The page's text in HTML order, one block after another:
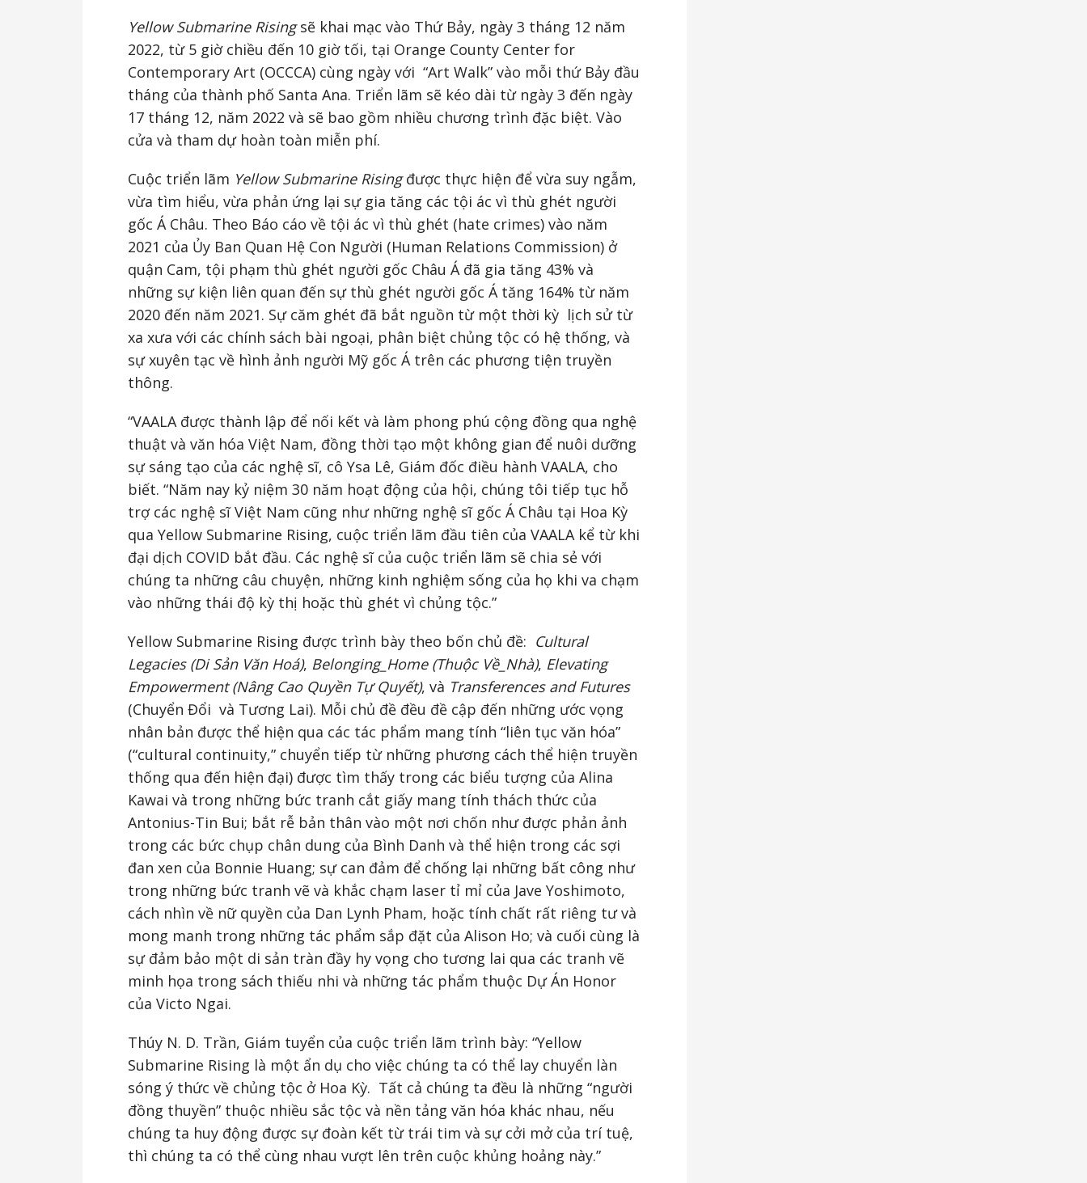
Yellow Submarine Risingsẽ khai mạc vào Thứ Bảy, ngày 3 tháng 12 năm
2022, từ 5 giờ chiều đến 10 giờ tối, tại Orange County Center for
Contemporary Art (OCCCA) cùng ngày với “Art Walk” vào mỗi thứ Bảy đầu
tháng của thành phố Santa Ana. Triển lãm sẽ kéo dài từ ngày 3 đến ngày
17 tháng 12, năm 2022 và sẽ bao gồm nhiều chương trình đặc biệt. Vào
cửa và tham dự hoàn toàn miễn phí.
Cuộc triển lãm Yellow Submarine Risingđược thực hiện để vừa suy ngẫm,
vừa tìm hiểu, vừa phản ứng lại sự gia tăng các tội ác vì thù ghét người
gốc Á Châu. Theo Báo cáo về tội ác vì thù ghét (hate crimes) vào năm
2021 của Ủy Ban Quan Hệ Con Người (Human Relations Commission) ở
quận Cam, tội phạm thù ghét người gốc Châu Á đã gia tăng 43% và
những sự kiện liên quan đến sự thù ghét người gốc Á tăng 164% từ năm
2020 đến năm 2021. Sự căm ghét đã bắt nguồn từ một thời kỳ lịch sử từ
xa xưa với các chính sách bài ngoại, phân biệt chủng tộc có hệ thống, và
sự xuyên tạc về hình ảnh người Mỹ gốc Á trên các phương tiện truyền
thông.
“VAALA được thành lập để nối kết và làm phong phú cộng đồng qua nghệ
thuật và văn hóa Việt Nam, đồng thời tạo một không gian để nuôi dưỡng
sự sáng tạo của các nghệ sĩ, cô Ysa Lê, Giám đốc điều hành VAALA, cho
biết. “Năm nay kỷ niệm 30 năm hoạt động của hội, chúng tôi tiếp tục hỗ
trợ các nghệ sĩ Việt Nam cũng như những nghệ sĩ gốc Á Châu tại Hoa Kỳ
qua Yellow Submarine Rising, cuộc triển lãm đầu tiên của VAALA kể từ khi
đại dịch COVID bắt đầu. Các nghệ sĩ của cuộc triển lãm sẽ chia sẻ với
chúng ta những câu chuyện, những kinh nghiệm sống của họ khi va chạm
vào những thái độ kỳ thị hoặc thù ghét vì chủng tộc.”
Yellow Submarine Rising được trình bày theo bốn chủ đề: Cultural
Legacies (Di Sản Văn Hoá), Belonging_Home (Thuộc Về_Nhà), Elevating
Empowerment(Nâng Cao Quyền Tự Quyết), và Transferences and Futures
(Chuyển Đổi và Tương Lai). Mỗi chủ đề đều đề cập đến những ước vọng
nhân bản được thể hiện qua các tác phẩm mang tính “liên tục văn hóa”
(“cultural continuity,” chuyển tiếp từ những phương cách thể hiện truyền
thống qua đến hiện đại) được tìm thấy trong các biểu tượng của Alina
Kawai và trong những bức tranh cắt giấy mang tính thách thức của
Antonius-Tin Bui; bắt rễ bản thân vào một nơi chốn như được phản ảnh
trong các bức chụp chân dung của Bình Danh và thể hiện trong các sợi
đan xen của Bonnie Huang; sự can đảm để chống lại những bất công như
trong những bức tranh vẽ và khắc chạm laser tỉ mỉ của Jave Yoshimoto,
cách nhìn về nữ quyền của Dan Lynh Pham, hoặc tính chất rất riêng tư và
mong manh trong những tác phẩm sắp đặt của Alison Ho; và cuối cùng là
sự đảm bảo một di sản tràn đầy hy vọng cho tương lai qua các tranh vẽ
minh họa trong sách thiếu nhi và những tác phẩm thuộc Dự Án Honor
của Victo Ngai.
Thúy N. D. Trần, Giám tuyển của cuộc triển lãm trình bày: “Yellow
Submarine Rising là một ẩn dụ cho việc chúng ta có thể lay chuyển làn
sóng ý thức về chủng tộc ở Hoa Kỳ. Tất cả chúng ta đều là những “người
đồng thuyền” thuộc nhiều sắc tộc và nền tảng văn hóa khác nhau, nếu
chúng ta huy động được sự đoàn kết từ trái tim và sự cởi mở của trí tuệ,
thì chúng ta có thể cùng nhau vượt lên trên cuộc khủng hoảng này.”